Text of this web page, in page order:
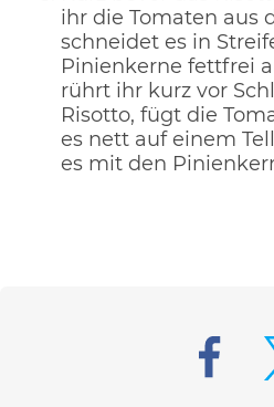
ihr die Tomaten aus
schneidet es in
Pinienkerne fettfrei
rührt ihr kurz vor
Risotto, fügt die
es nett auf einem
es mit den